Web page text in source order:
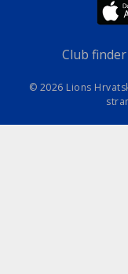
Club finder
© 2026 Lions